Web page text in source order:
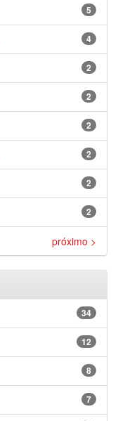
5
4
2
2
2
2
2
2
próximo >
34
12
8
7